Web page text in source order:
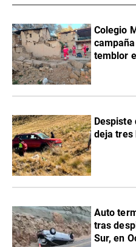
Colegio
temblor
Despiste
deja tres
Auto
tras
Sur, en